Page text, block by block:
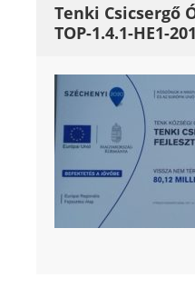
Tenki Csicsergő
TOP-1.4.1-HE1-